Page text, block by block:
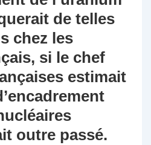
de telles
chez les
si le chef
estimait
outre passé.